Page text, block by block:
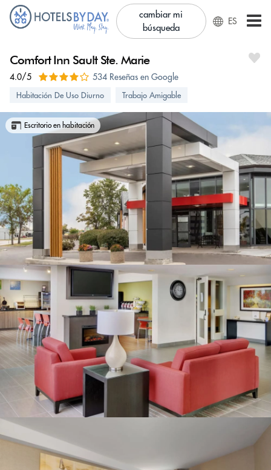
cambiar mi
búsqueda
ES
Comfort Inn Sault Ste. Marie
4.0/5 534 Reseñas en Google
Habitación De Uso Diurno Trabajo Amigable
Escritorio en habitación